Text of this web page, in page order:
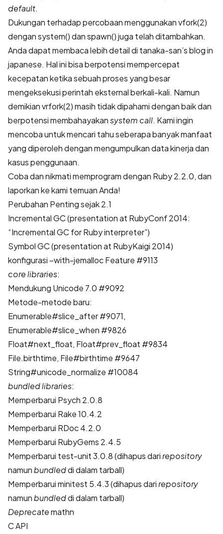
default.
Dukungan terhadap percobaan menggunakan vfork(2)
dengan system() dan spawn() juga telah ditambahkan.
Anda dapat membaca lebih detail di tanaka-san’s blog in
japanese. Hal ini bisa berpotensi mempercepat
kecepatan ketika sebuah proses yang besar
mengeksekusi perintah eksternal berkali-kali. Namun
demikian vrfork(2) masih tidak dipahami dengan baik dan
berpotensi membahayakansystem call. Kami ingin
mencoba untuk mencari tahu seberapa banyak manfaat
yang diperoleh dengan mengumpulkan data kinerja dan
kasus penggunaan.
Coba dan nikmati memprogram dengan Ruby 2.2.0, dan
laporkan ke kami temuan Anda!
Perubahan Penting sejak 2.1
Incremental GC(presentation at RubyConf 2014:
“Incremental GC for Ruby interpreter”)
Symbol GC(presentation at RubyKaigi 2014)
konfigurasi –with-jemallocFeature #9113
core libraries:
Mendukung Unicode 7.0 #9092
Metode-metode baru:
Enumerable#slice_after#9071,
Enumerable#slice_when #9826
Float#next_float, Float#prev_float #9834
File.birthtime, File#birthtime #9647
String#unicode_normalize #10084
bundled libraries:
Memperbarui Psych 2.0.8
Memperbarui Rake 10.4.2
Memperbarui RDoc 4.2.0
Memperbarui RubyGems 2.4.5
Memperbarui test-unit 3.0.8 (dihapus darirepository
namunbundleddi dalam tarball)
Memperbarui minitest 5.4.3 (dihapus darirepository
namunbundleddi dalam tarball)
Deprecatemathn
C API